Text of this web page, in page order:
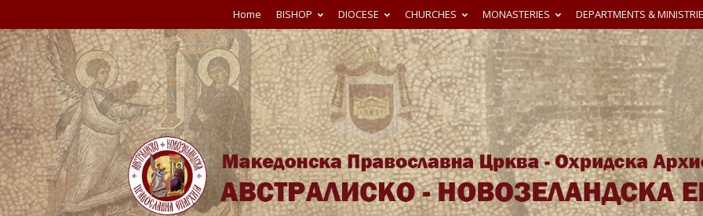
Home BISHOP DIOCESE CHURCHES MONASTERIES DEPARTMENTS &